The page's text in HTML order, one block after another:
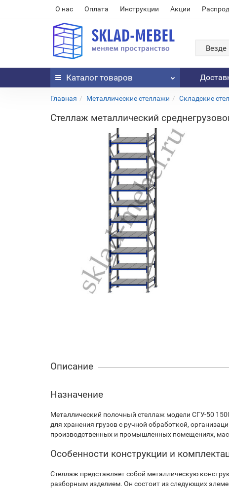
О нас Оплата Инструкции Акции
Везде
Каталог товаров
Главная Металлические стеллажи Складские
Стеллаж металлический
Описание
Назначение
Металлический полочный стеллаж модели СГУ-50
для хранения грузов с ручной обработкой,
производственных и промышленных помещениях,
Особенности конструкции и
Стеллаж представляет собой металлическую
разборным изделием. Он состоит из следующих